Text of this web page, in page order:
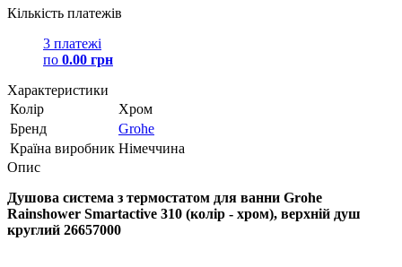
Кількість платежів
3 платежі
по 0.00 грн
Характеристики
Колір
Хром
Бренд
Grohe
Країна виробник Німеччина
Опис
Душова система з термостатом для ванни Grohe
Rainshower Smartactive 310 (колір - хром), верхній душ
круглий 26657000